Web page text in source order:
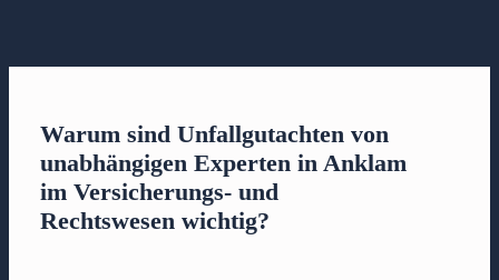
Warum sind Unfallgutachten von
unabhängigen Experten in Anklam
im Versicherungs- und
Rechtswesen wichtig?